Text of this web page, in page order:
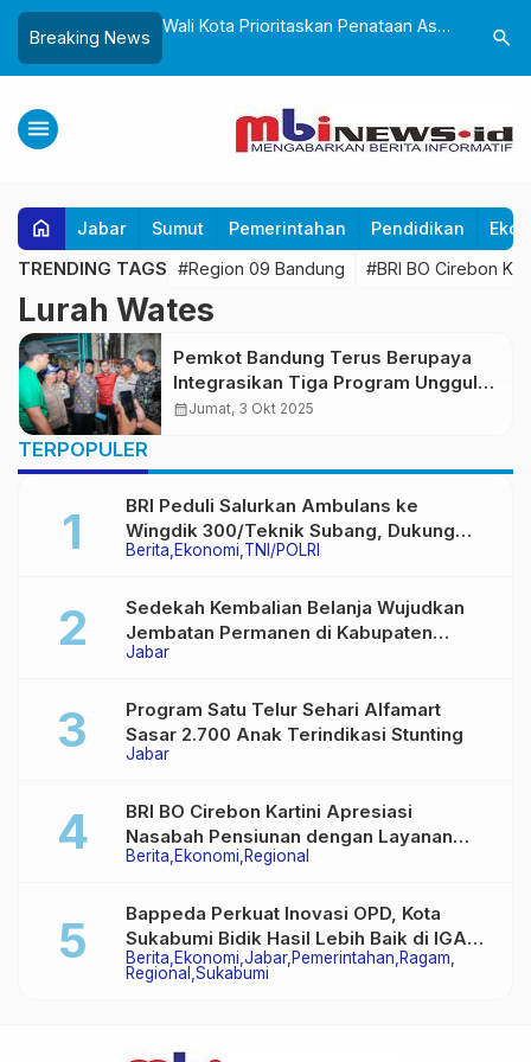
Breaking News
Benahi Mesin
Wali Kota Prioritaskan Penataan Aset
Boleh Ada Lagi Sengketa Lahan
search
menu
home Jabar Sumut Pemerintahan Pendidikan
TRENDING TAGS #Region 09 Bandung #BRI BO Cirebon
Lurah Wates
Pemkot Bandung Terus Berupaya
Integrasikan Tiga Program Unggulan
yang Telah Bergulir, yakni Kang
calendar_monthJumat, 3 Okt 2025
TERPOPULER
Berita Ekonomi TNI/POLRI
BRI Peduli Salurkan Ambulans ke
Wingdik 300/Teknik Subang, Dukung
Akses Layanan Kesehatan Masyarakat
Jabar
Sedekah Kembalian Belanja Wujudkan
Jembatan Permanen di Kabupaten
Sukabumi
Jabar
Program Satu Telur Sehari Alfamart
Sasar 2.700 Anak Terindikasi Stunting
Berita Ekonomi Regional
BRI BO Cirebon Kartini Apresiasi
Nasabah Pensiunan dengan Layanan
Terpadu, Literasi Keuangan hingga
Berita Ekonomi Jabar Pemerintahan Ragam
Regional Sukabumi
Bappeda Perkuat Inovasi OPD, Kota
Sukabumi Bidik Hasil Lebih Baik di IGA
2026